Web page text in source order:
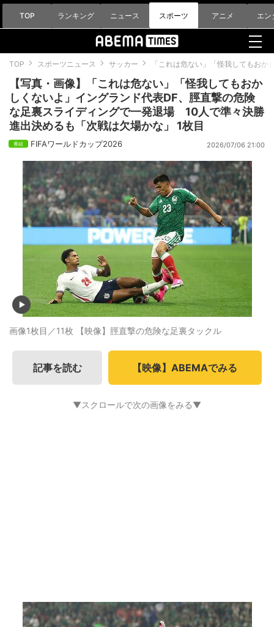
TOP ランキング ニュース スポーツ アニメ エン
TOP スポーツニュース サッカー 「これは危ない」「怪我してもお
【写真・画像】「これは危ない」「怪我してもおか
しくないよ」イングランド代表DF、脛直撃の危険
な足裏スライディングで一発退場 10人で準々決勝
進出決めるも「次戦は欠場かな」 1枚目
FIFAワールドカップ2026 2026/07/06 21:00
画像1枚目／11枚 【映像】脛直撃の危険な足裏タックル
記事を読む 【映像】ABEMAでみる
▼スクロールで次の画像をみる▼